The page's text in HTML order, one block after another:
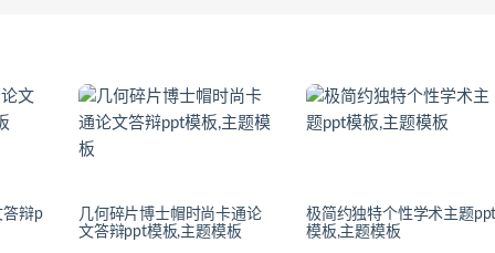
答辩p
几何碎片博士帽时尚卡通论
文答辩ppt模板,主题模板
极简约独特个性学术主题
模板,主题模板